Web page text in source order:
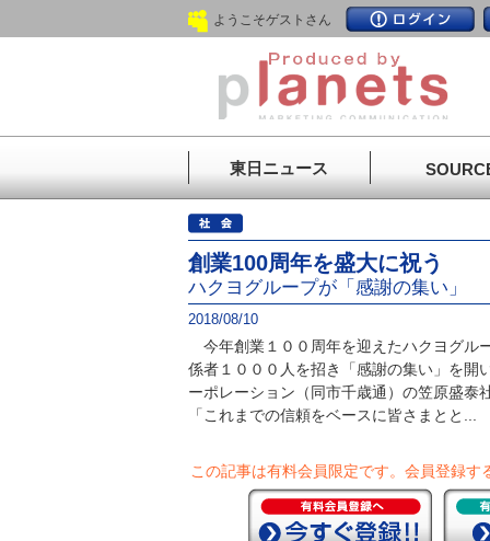
ようこそゲストさん
東日ニュース
創業100周年を盛大に祝う
ハクヨグループが「感謝の集い」
2018/08/10
今年創業１００周年を迎えたハクヨグル
係者１０００人を招き「感謝の集い」を開
ーポレーション（同市千歳通）の笠原盛泰
「これまでの信頼をベースに皆さまとと...
この記事は有料会員限定です。 会員登録す